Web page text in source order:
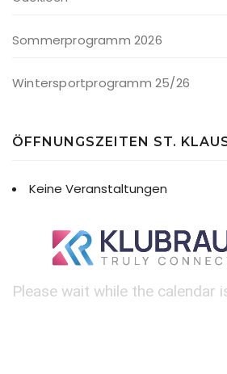
Sommerprogramm 2026
Wintersportprogramm 25/26
ÖFFNUNGSZEITEN ST.
Keine Veranstaltungen